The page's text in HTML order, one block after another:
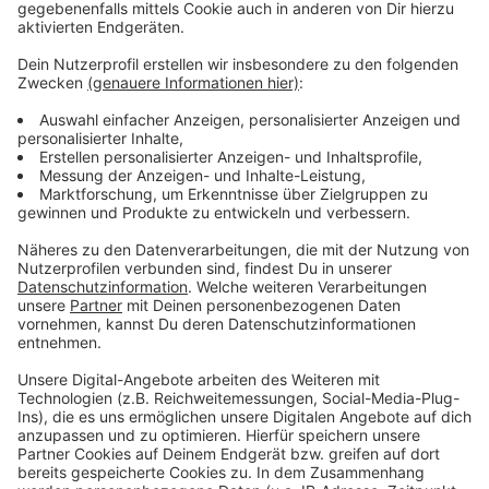
Auch in naher Zukunft wird sich die Lage wohl nicht
Blitzumfrage beim deutschen Industrie- und
Handelskammertag hat bestätigt, dass es in fast allen
Bereichen zurzeit einen Rohstoffmangel gibt.
Weitere Infos und Links zum Thema
Anzeige
Auch das Gärtnern wird teurer
Anzeige